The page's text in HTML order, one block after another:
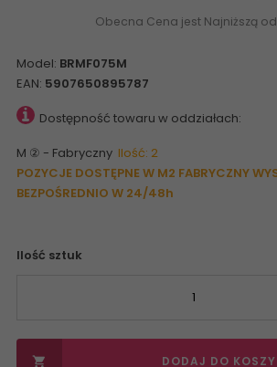
Obecna Cena jest Najniższą
Model: BRMF075M
EAN: 5907650895787
Dostępność towaru w oddziałach:
M ② - Fabryczny Ilość: 2
POZYCJE DOSTĘPNE W M2 FABRYCZNY
BEZPOŚREDNIO W 24/48h
Ilość sztuk
 DODAJ DO